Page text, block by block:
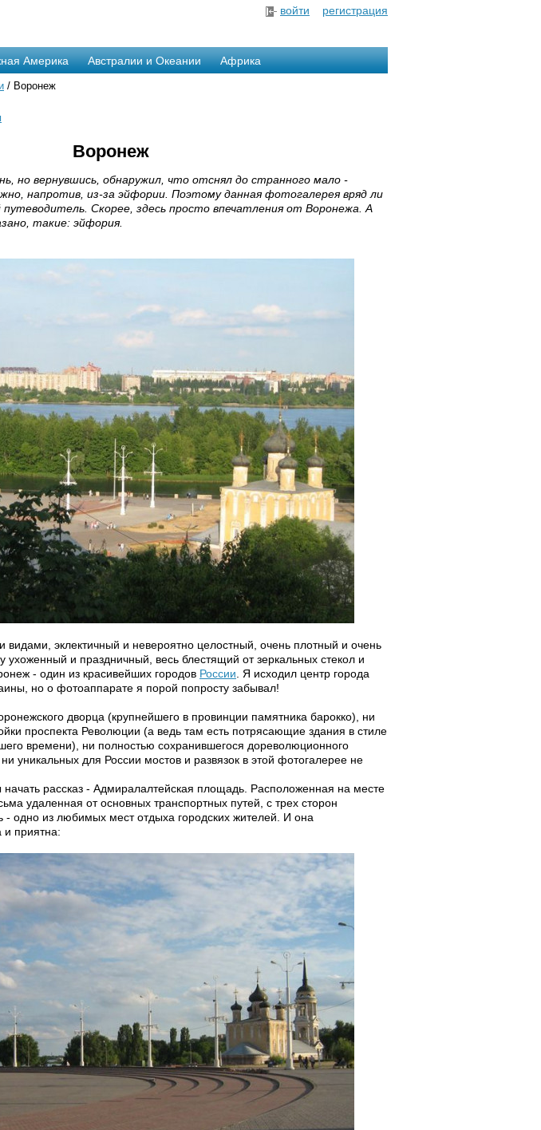
войти регистрация
Америка Австралии и Океании Африка
/ Воронеж
Воронеж
но вернувшись, обнаружил, что отснял до странного мало -
напротив, из-за эйфории. Поэтому данная фотогалерея вряд ли
Скорее, здесь просто впечатления от Воронежа. А
такие: эйфория.
эклектичный и невероятно целостный, очень плотный и очень
ухоженный и праздничный, весь блестящий от зеркальных стекол и
- один из красивейших городов России . Я исходил центр города
но о фотоаппарате я порой попросту забывал!
дворца (крупнейшего в провинции памятника барокко), ни
проспекта Революции (а ведь там есть потрясающие здания в стиле
времени), ни полностью сохранившегося дореволюционного
уникальных для России мостов и развязок в этой фотогалерее не
рассказ - Адмиралалтейская площадь. Расположенная на месте
удаленная от основных транспортных путей, с трех сторон
- одно из любимых мест отдыха городских жителей. И она
и приятна: